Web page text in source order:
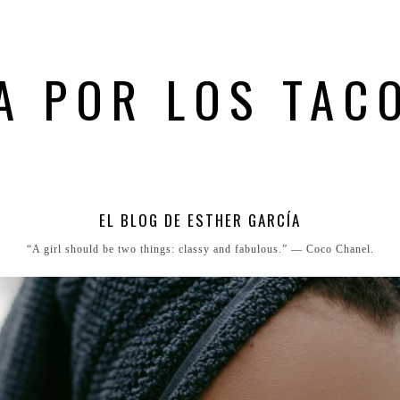
POR LOS
EL BLOG DE ESTHER GARCÍA
“A girl should be two things: classy and fabulous.” ― Coco Chanel.